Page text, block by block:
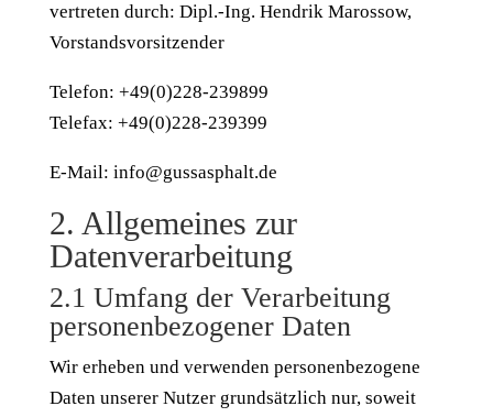
vertreten durch: Dipl.-Ing. Hendrik Marossow,
Vorstandsvorsitzender
Telefon: +49(0)228-239899
Telefax: +49(0)228-239399
E-Mail: info@gussasphalt.de
2. Allgemeines zur
Datenverarbeitung
2.1 Umfang der Verarbeitung
personenbezogener Daten
Wir erheben und verwenden personenbezogene
Daten unserer Nutzer grundsätzlich nur, soweit